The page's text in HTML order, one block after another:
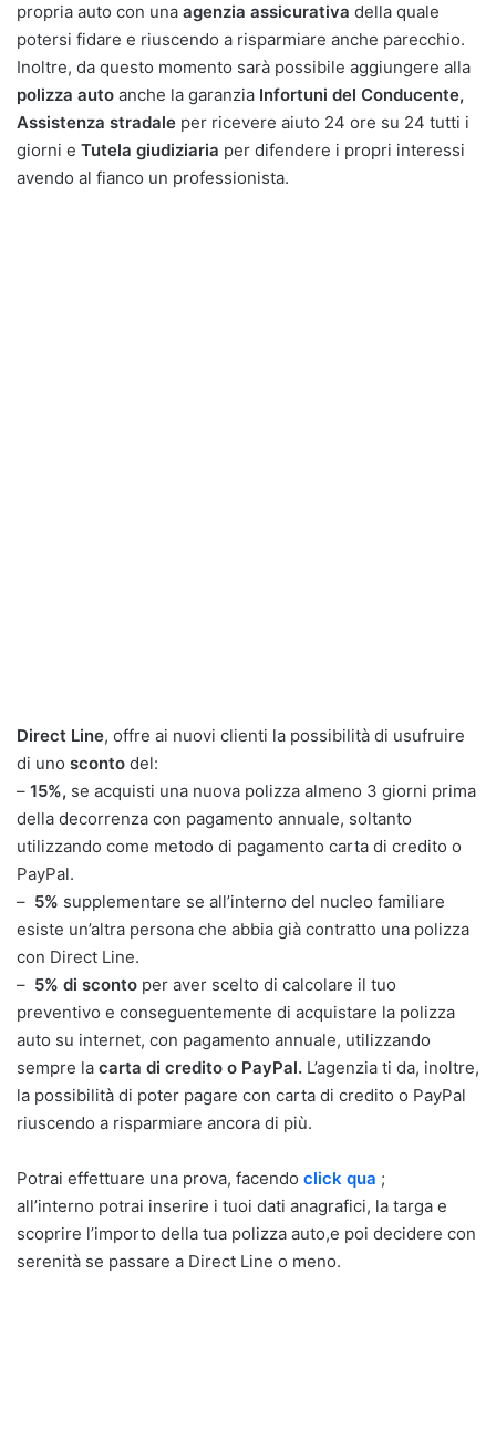
propria auto con una agenzia assicurativa della quale
potersi fidare e riuscendo a risparmiare anche parecchio.
Inoltre, da questo momento sarà possibile aggiungere alla
polizza auto anche la garanzia Infortuni del Conducente,
Assistenza stradale per ricevere aiuto 24 ore su 24 tutti i
giorni e Tutela giudiziaria per difendere i propri interessi
avendo al fianco un professionista.
Direct Line, offre ai nuovi clienti la possibilità di usufruire
di uno sconto del:
– 15%, se acquisti una nuova polizza almeno 3 giorni prima
della decorrenza con pagamento annuale, soltanto
utilizzando come metodo di pagamento carta di credito o
PayPal.
– 5% supplementare se all’interno del nucleo familiare
esiste un’altra persona che abbia già contratto una polizza
con Direct Line.
– 5% di sconto per aver scelto di calcolare il tuo
preventivo e conseguentemente di acquistare la polizza
auto su internet, con pagamento annuale, utilizzando
sempre la carta di credito o PayPal. L’agenzia ti da, inoltre,
la possibilità di poter pagare con carta di credito o PayPal
riuscendo a risparmiare ancora di più.
Potrai effettuare una prova, facendo click qua ;
all’interno potrai inserire i tuoi dati anagrafici, la targa e
scoprire l’importo della tua polizza auto,e poi decidere con
serenità se passare a Direct Line o meno.